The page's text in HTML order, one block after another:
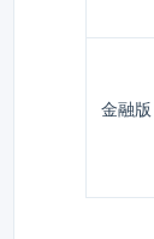
金融版